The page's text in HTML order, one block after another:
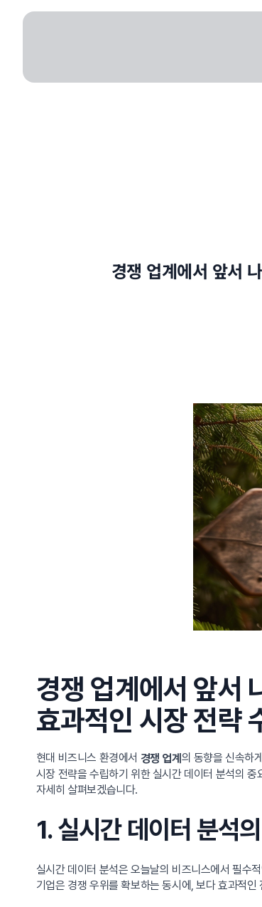
건너뛰기
PORTFOLIO
정부지원사업
경쟁 업계에서 앞서
경쟁 업계에서 앞서
효과적인 시장 전략
현대 비즈니스 환경에서 경쟁 업계 의 동향을 신속하
시장 전략을 수립하기 위한 실시간 데이터 분석의
자세히 살펴보겠습니다.
1. 실시간 데이터 분석
실시간 데이터 분석은 오늘날의 비즈니스에서 필수
기업은 경쟁 우위를 확보하는 동시에, 보다 효과적